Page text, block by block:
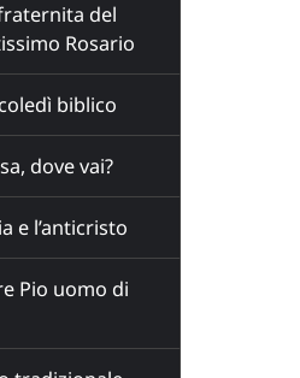
del
Rosario
biblico
dove vai?
e l’anticristo
Pio uomo di